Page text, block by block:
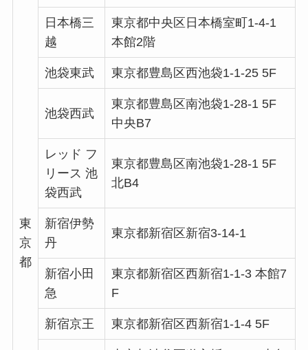
東
京
都
日本橋三
越
東京都中央区日本橋室町1-4-1
本館2階
池袋東武 東京都豊島区西池袋1-1-25 5F
池袋西武
東京都豊島区南池袋1-28-1 5F
中央B7
レッド フ
リース 池
袋西武
東京都豊島区南池袋1-28-1 5F
北B4
新宿伊勢
丹
東京都新宿区新宿3-14-1
新宿小田
急
東京都新宿区西新宿1-1-3 本館7
F
新宿京王 東京都新宿区西新宿1-1-4 5F